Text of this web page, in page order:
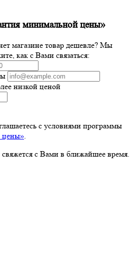
минимальной цены»
магазине товар дешевле? Мы
как с Вами связаться:
низкой ценой
с условиями программы
цены».
с Вами в ближайшее время.